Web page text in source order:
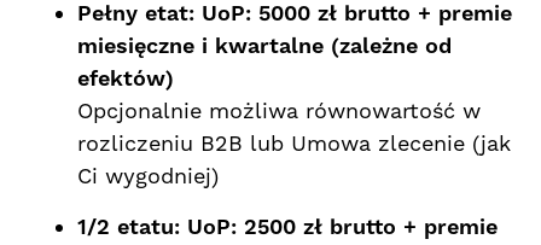
Pełny etat: UoP: 5000 zł brutto + premie
miesięczne i kwartalne (zależne od
efektów)
Opcjonalnie możliwa równowartość w
rozliczeniu B2B lub Umowa zlecenie (jak
Ci wygodniej)
1/2 etatu: UoP: 2500 zł brutto + premie